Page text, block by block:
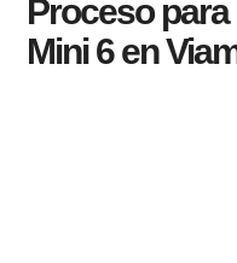
Proceso para
Mini 6 en